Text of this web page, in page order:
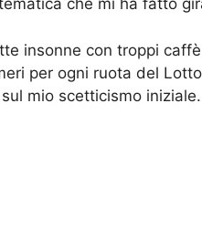
che mi ha fatto
insonne con troppi
per ogni ruota del
mio scetticismo iniziale.